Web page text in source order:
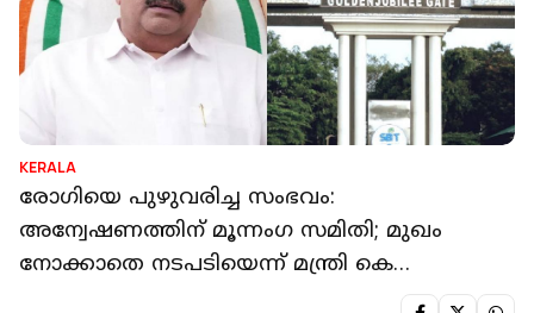
KERALA
രോഗിയെ പുഴുവരിച്ച സംഭവം:
അന്വേഷണത്തിന് മൂന്നംഗ സമിതി; മുഖം
നോക്കാതെ നടപടിയെന്ന് മന്ത്രി കെ